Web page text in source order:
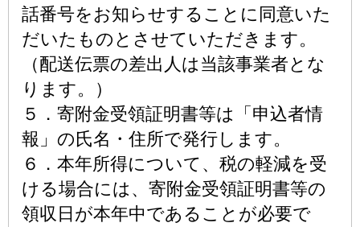
話番号をお知らせすることに同意いた
だいたものとさせていただきます。
（配送伝票の差出人は当該事業者とな
ります。）
５．寄附金受領証明書等は「申込者情
報」の氏名・住所で発行します。
６．本年所得について、税の軽減を受
ける場合には、寄附金受領証明書等の
領収日が本年中であることが必要で